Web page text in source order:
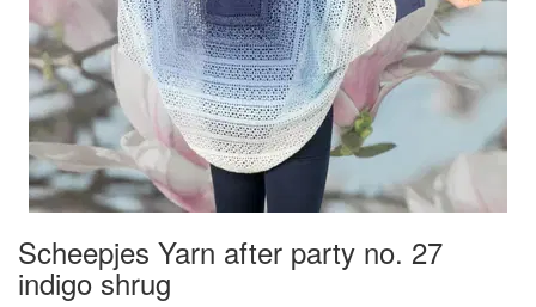
Scheepjes Yarn after party no. 27
indigo shrug